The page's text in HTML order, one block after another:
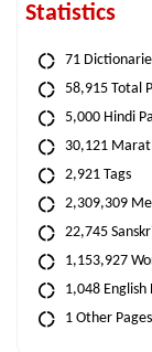
Statistics
71
58,915 Total
5,000 Hindi
30,121
2,921 Tags
2,309,309
22,745
1,153,927
1,048 English
1 Other Pages